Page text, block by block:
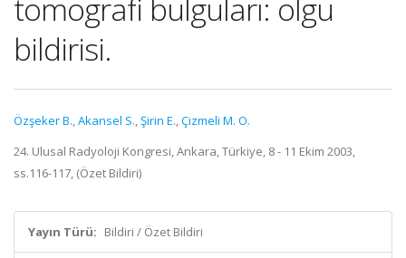
tomografi bulguları: olgu
bildirisi.
Özşeker B.,Akansel S.,Şirin E.,Çizmeli M. O.
24. Ulusal Radyoloji Kongresi, Ankara, Türkiye, 8 - 11 Ekim 2003,
ss.116-117, (Özet Bildiri)
Yayın Türü: Bildiri / Özet Bildiri